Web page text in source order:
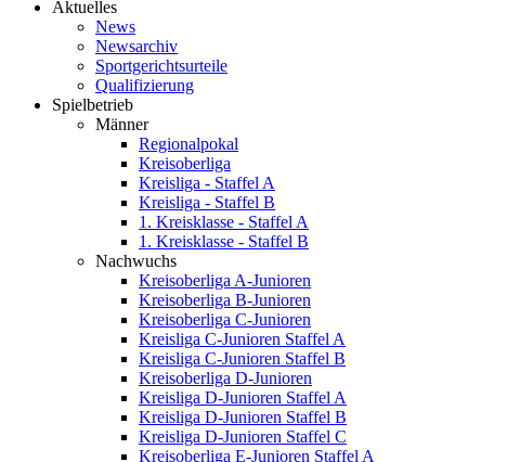
Aktuelles
News
Newsarchiv
Sportgerichtsurteile
Qualifizierung
Spielbetrieb
Männer
Regionalpokal
Kreisoberliga
Kreisliga - Staffel A
Kreisliga - Staffel B
1. Kreisklasse - Staffel A
1. Kreisklasse - Staffel B
Nachwuchs
Kreisoberliga A-Junioren
Kreisoberliga B-Junioren
Kreisoberliga C-Junioren
Kreisliga C-Junioren Staffel A
Kreisliga C-Junioren Staffel B
Kreisoberliga D-Junioren
Kreisliga D-Junioren Staffel A
Kreisliga D-Junioren Staffel B
Kreisliga D-Junioren Staffel C
Kreisoberliga E-Junioren Staffel A